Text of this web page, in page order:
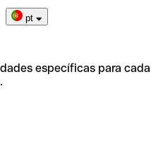
pt
específicas para cada